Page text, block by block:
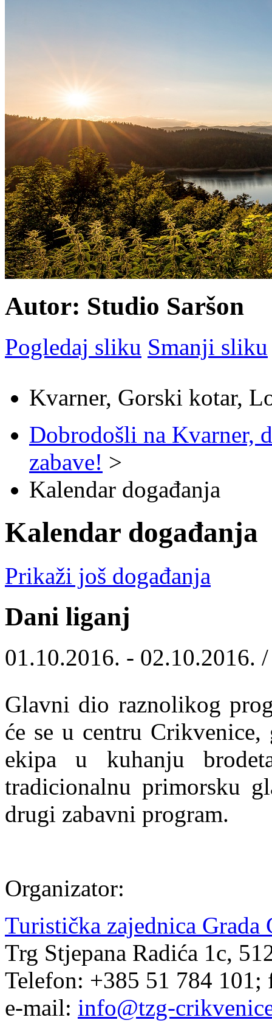
Autor: Studio Saršon
Pogledaj sliku Smanji sliku
Kvarner, Gorski kotar,
Dobrodošli na Kvarner,
zabave! >
Kalendar događanja
Kalendar događanja
Prikaži još događanja
Dani liganj
01.10.2016. - 02.10.2016.
Glavni dio raznolikog
će se u centru Crikvenice,
ekipa u kuhanju
tradicionalnu primorsku
drugi zabavni program.
Organizator:
Turistička zajednica Grada
Trg Stjepana Radića 1c,
Telefon: +385 51 784
e-mail: info@tzg-